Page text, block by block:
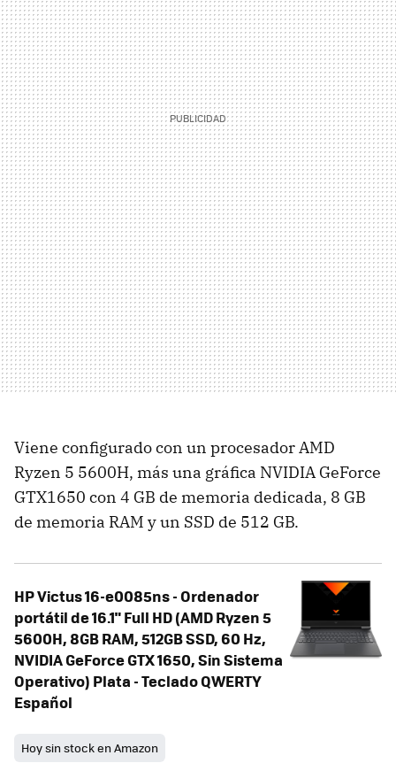
Viene configurado con un procesador AMD
Ryzen 5 5600H, más una gráfica NVIDIA GeForce
GTX1650 con 4 GB de memoria dedicada, 8 GB
de memoria RAM y un SSD de 512 GB.
HP Victus 16-e0085ns - Ordenador
portátil de 16.1" Full HD (AMD Ryzen 5
5600H, 8GB RAM, 512GB SSD, 60 Hz,
NVIDIA GeForce GTX 1650, Sin Sistema
Operativo) Plata - Teclado QWERTY
Español
Hoy sin stock en Amazon